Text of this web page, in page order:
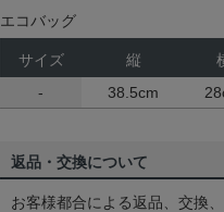
エコバッグ
サイズ 縦
-
38.5cm
返品・交換について
お客様都合による返品、交換